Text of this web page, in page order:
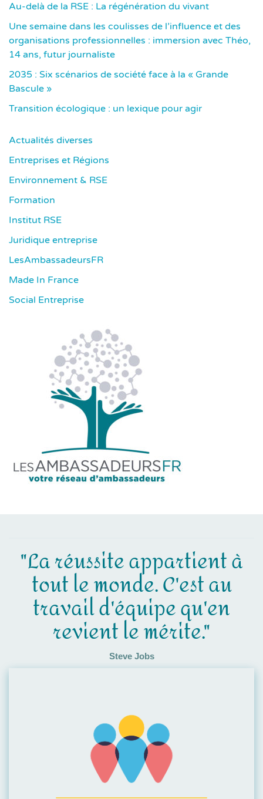
Au-delà de la RSE : La régénération du vivant
Une semaine dans les coulisses de l’influence et des
organisations professionnelles : immersion avec Théo,
14 ans, futur journaliste
2035 : Six scénarios de société face à la « Grande
Bascule »
Transition écologique : un lexique pour agir
Actualités diverses
Entreprises et Régions
Environnement & RSE
Formation
Institut RSE
Juridique entreprise
LesAmbassadeursFR
Made In France
Social Entreprise
"La réussite appartient à
tout le monde. C'est au
travail d'équipe qu'en
revient le mérite."
Steve Jobs